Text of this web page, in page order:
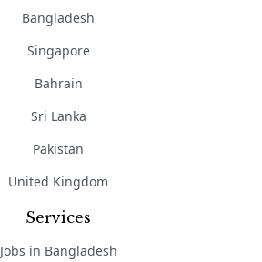
Bangladesh
Singapore
Bahrain
Sri Lanka
Pakistan
United Kingdom
Services
Jobs in Bangladesh